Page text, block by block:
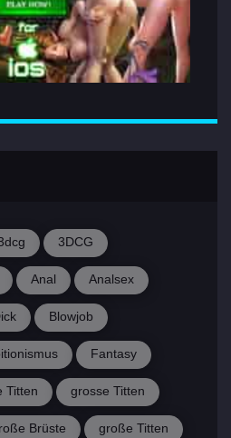
3DCG
Anal Analsex
Blowjob
Fantasy
Titten grosse Titten
Brüste große Titten